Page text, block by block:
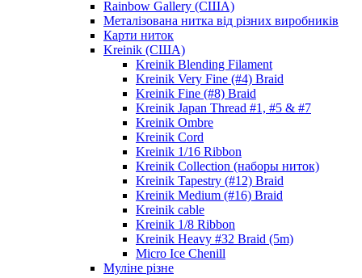
Rainbow Gallery (США)
Металізована нитка від різних виробників
Карти ниток
Kreinik (США)
Kreinik Blending Filament
Kreinik Very Fine (#4) Braid
Kreinik Fine (#8) Braid
Kreinik Japan Thread #1, #5 & #7
Kreinik Ombre
Kreinik Cord
Kreinik 1/16 Ribbon
Kreinik Collection (наборы ниток)
Kreinik Tapestry (#12) Braid
Kreinik Medium (#16) Braid
Kreinik cable
Kreinik 1/8 Ribbon
Kreinik Heavy #32 Braid (5m)
Micro Ice Chenill
Муліне різне